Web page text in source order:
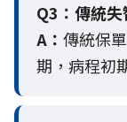
Q3： 傳統失
A： 傳統保
期，病程初